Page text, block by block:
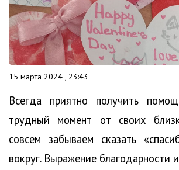
15 марта 2024 , 23:43
Всегда приятно получить
трудный момент от своих
совсем забываем сказать
вокруг. Выражение благодарности